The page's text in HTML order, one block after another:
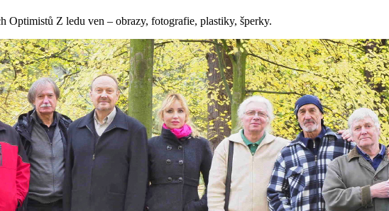
Optimistů Z ledu ven – obrazy, fotografie, plastiky, šperky.